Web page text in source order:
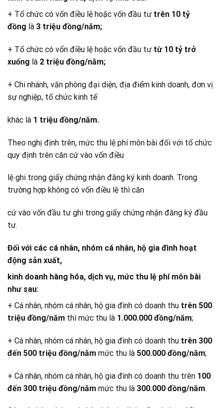
+ Tổ chức có vốn điều lệ hoặc vốn đầu tư trên 10 tỷ
đồng là 3 triệu đồng/năm;
+ Tổ chức có vốn điều lệ hoặc vốn đầu tư từ 10 tỷ trở
xuống là 2 triệu đồng/năm;
+ Chi nhánh, văn phòng đại diện, địa điểm kinh doanh, đơn vị
sự nghiệp, tổ chức kinh tế
khác là 1 triệu đồng/năm.
Theo nghị định trên, mức thu lệ phí môn bài đối với tổ chức
quy định trên căn cứ vào vốn điều
lệ ghi trong giấy chứng nhận đăng ký kinh doanh. Trong
trường hợp không có vốn điều lệ thì căn
cứ vào vốn đầu tư ghi trong giấy chứng nhận đăng ký đầu
tư.
Đối với các cá nhân, nhóm cá nhân, hộ gia đình hoạt
động sản xuất,
kinh doanh hàng hóa, dịch vụ, mức thu lệ phí môn bài
như sau:
+ Cá nhân, nhóm cá nhân, hộ gia đình có doanh thu trên 500
triệu đồng/năm thì mức thu là 1.000.000 đồng/năm;
+ Cá nhân, nhóm cá nhân, hộ gia đình có doanh thu trên 300
đến 500 triệu đồng/năm mức thu là 500.000 đồng/năm;
+ Cá nhân, nhóm cá nhân, hộ gia đình có doanh thu trên 100
đến 300 triệu đồng/năm mức thu là 300.000 đồng/năm.